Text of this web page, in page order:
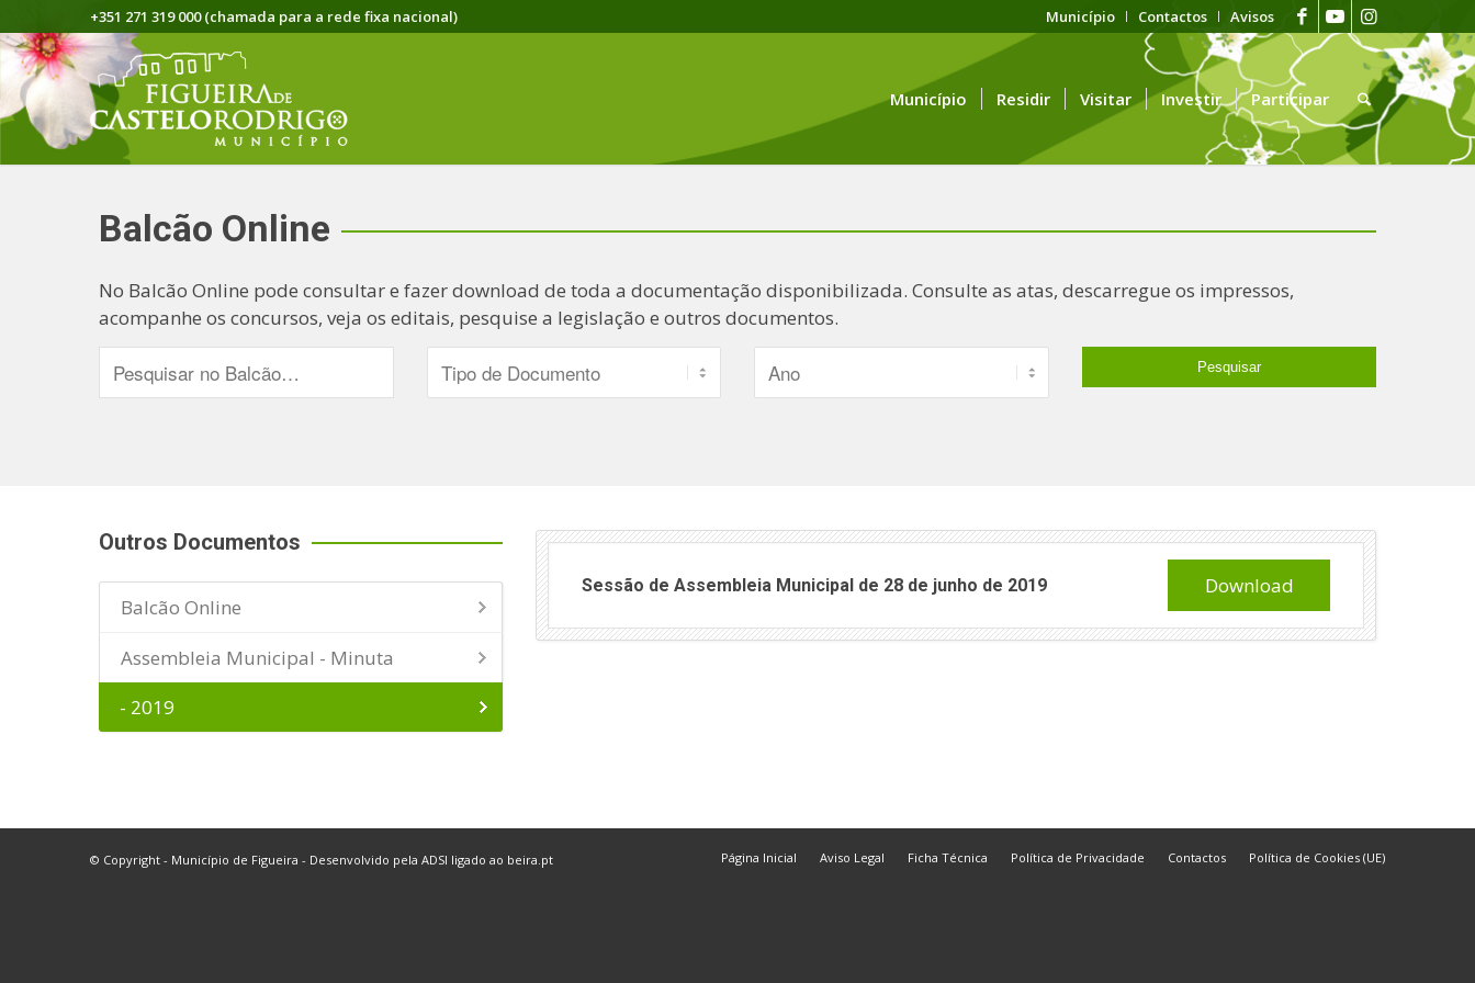
Município Contactos Avisos
+351 271 319 000 (chamada para a rede fixa nacional)
Município Residir Visitar Investir Participar
Balcão Online
No Balcão Online pode consultar e fazer download de toda a documentação disponibilizada. Consulte as atas, descarregue os impressos,
acompanhe os concursos, veja os editais, pesquise a legislação e outros documentos.
Outros Documentos
Balcão Online
Assembleia Municipal - Minuta
- 2019
Sessão de Assembleia Municipal de 28 de junho de 2019 Download
© Copyright - Município de Figueira - Desenvolvido pela ADSI ligado ao beira.pt Página Inicial Aviso Legal Ficha Técnica Política de Privacidade Contactos Política de Cookies (UE)